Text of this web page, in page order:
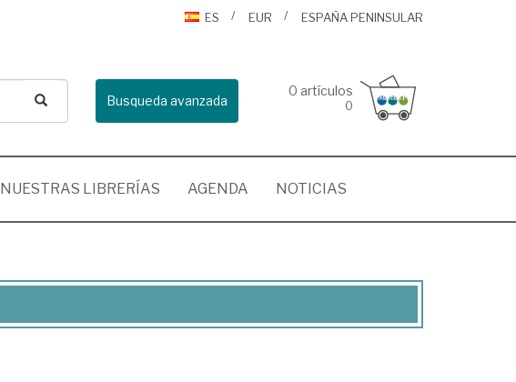
ES
EUR ESPAÑA PENINSULAR
Busqueda avanzada
0 artículos
0
NUESTRAS LIBRERÍAS AGENDA NOTICIAS